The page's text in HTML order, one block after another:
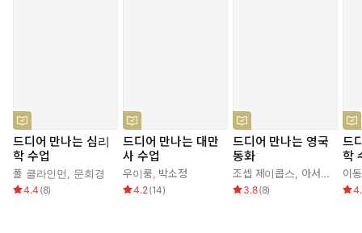
드디어 만나는 심리
학 수업
폴 클라인먼, 문희경
4.4 (8)
드디어 만나는 대만
사 수업
우이룽, 박소정
4.2(14)
드디어 만나는 영국
동화
조셉 제이콥스, 아서 래컴 ,존
3.8(8)
드
학
이